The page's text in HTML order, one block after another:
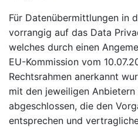
Für Datenübermittlungen in
vorrangig auf das Data
welches durch einen
EU-Kommission vom
Rechtsrahmen anerkannt
mit den jeweiligen
abgeschlossen, die den
entsprechen und